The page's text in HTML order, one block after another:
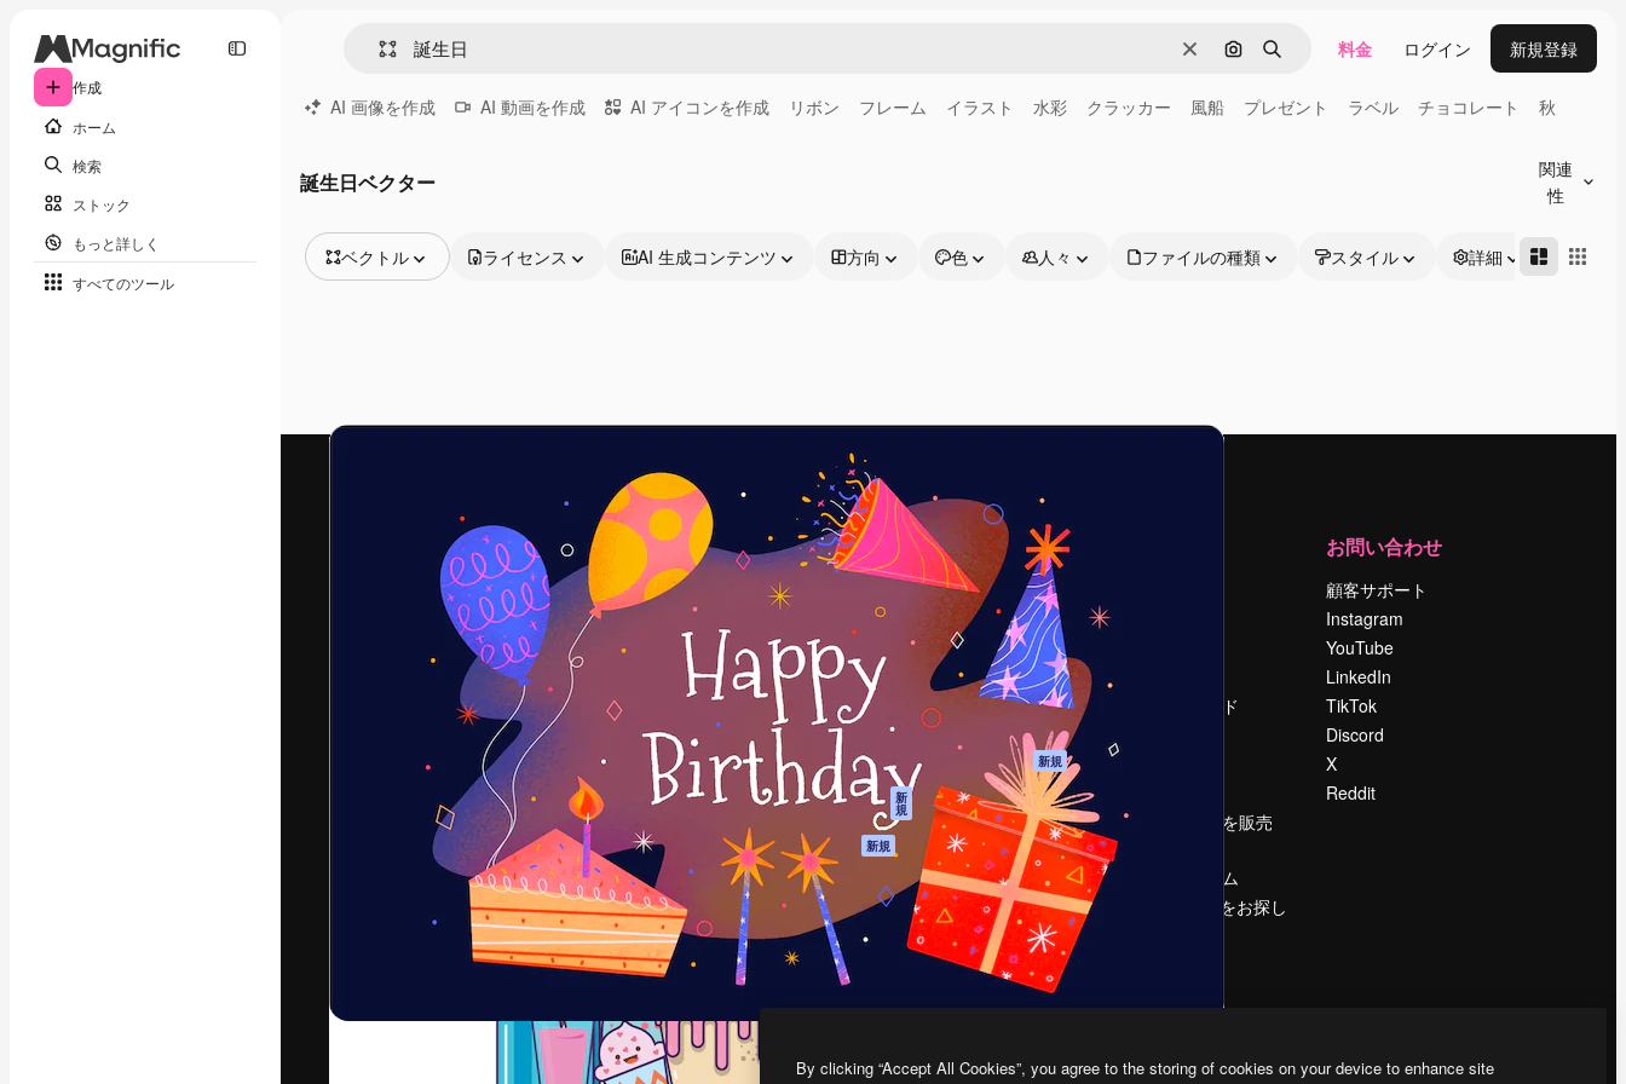
作成
ホーム
検索
ストック
もっと詳しく
すべてのツール
消去 画像で検索
検索 料金 ログイン 新規登録
AI 画像を作成 AI 動画を作成 AI アイコンを作成 リボン フレーム イラスト 水彩 クラッカー 風船 プレゼント ラベル チョコレート 秋
誕生日ベクター
関連
性
ベクトル
動画
ライセンス AI 生成コンテンツ 方向 色 人々 ファイルの種類 スタイル 詳細
最高のクリエイティブ制作を導くためのプラ
ットフォーム。クリエイター、企業、代理
店、スタジオを含む100万人以上が利用して
います。
日本語
製品
Spaces
AI アシスタント
AI 画像生成ツール
AI 動画生成ツール
AI 音声合成ツール
ストックコンテン
ツ
Claude/ChatGPT
新
規
エージェント 新規
API
モバイルアプリ
すべてのMagnificツ
ール
はじめに
Academy
ドキュメント
サポート
利用規約
プライバシーポリ
オリジナル 新規
クッキーポリシー
トラストセンター
アフィリエイト
法人向け
検索トレンド
コンテンツを販売
プレスルーム
magnific.aiをお探し
お問い合わせ
顧客サポート
Instagram
YouTube
LinkedIn
TikTok
Discord
X
Reddit
Copyright © 2010-2026Freepik Company S.L.U.無断複写・転載を禁じます
By clicking “Accept All Cookies”, you agree to the storing of cookies on your device to enhance site